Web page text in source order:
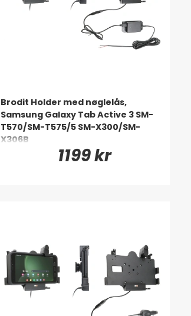
Brodit Holder med nøglelås,
Samsung Galaxy Tab Active 3 SM-
T570/SM-T575/5 SM-X300/SM-
X306B
1199 kr